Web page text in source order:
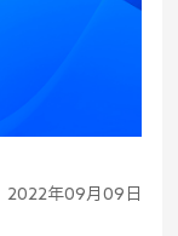
2022年09月09日